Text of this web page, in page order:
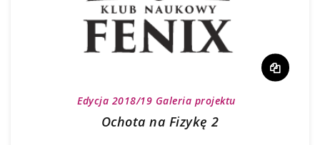
Edycja 2018/19 Galeria projektu
Ochota na Fizykę 2